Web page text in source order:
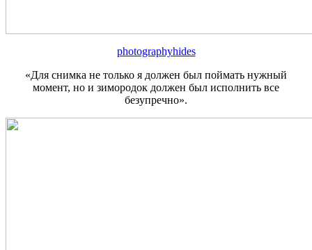
photographyhides
«Для снимка не только я должен был поймать нужный
момент, но и зимородок должен был исполнить все
безупречно».